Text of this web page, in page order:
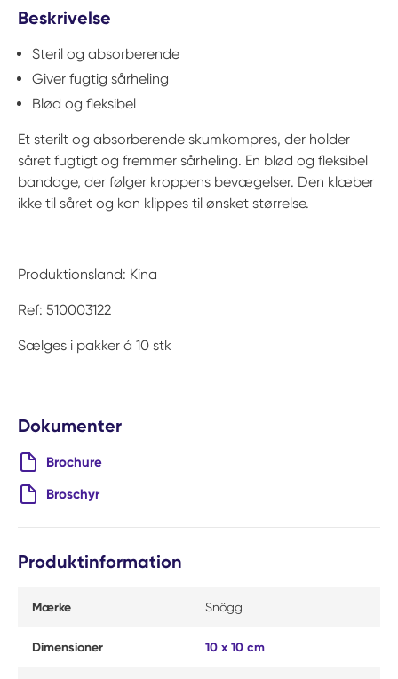
Beskrivelse
Steril og absorberende
Giver fugtig sårheling
Blød og fleksibel
Et sterilt og absorberende skumkompres, der holder
såret fugtigt og fremmer sårheling. En blød og fleksibel
bandage, der følger kroppens bevægelser. Den klæber
ikke til såret og kan klippes til ønsket størrelse.
Produktionsland: Kina
Ref: 510003122
Sælges i pakker á 10 stk
Dokumenter
Brochure
Broschyr
Produktinformation
Mærke Snögg
Dimensioner 10 x 10 cm